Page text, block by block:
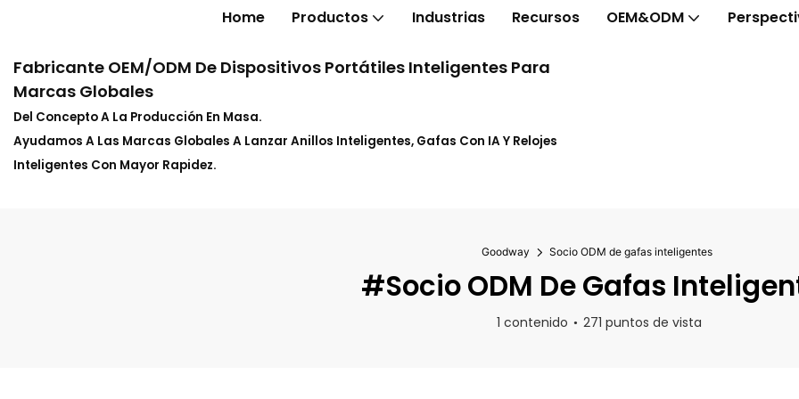
Home Productos Industrias Recursos OEM&ODM
Fabricante OEM/ODM De Dispositivos Portátiles Inteligentes Para
Marcas Globales
Del Concepto A La Producción En Masa.
Ayudamos A Las Marcas Globales A Lanzar Anillos Inteligentes, Gafas Con IA Y Relojes
Inteligentes Con Mayor Rapidez.
Goodway Socio ODM de gafas inteligentes
#Socio ODM De Gafas
1 contenido 271 puntos de vista